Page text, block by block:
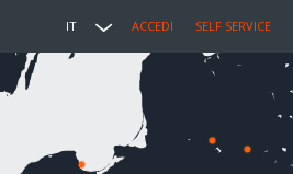
IT ACCEDI SELF SERVICE